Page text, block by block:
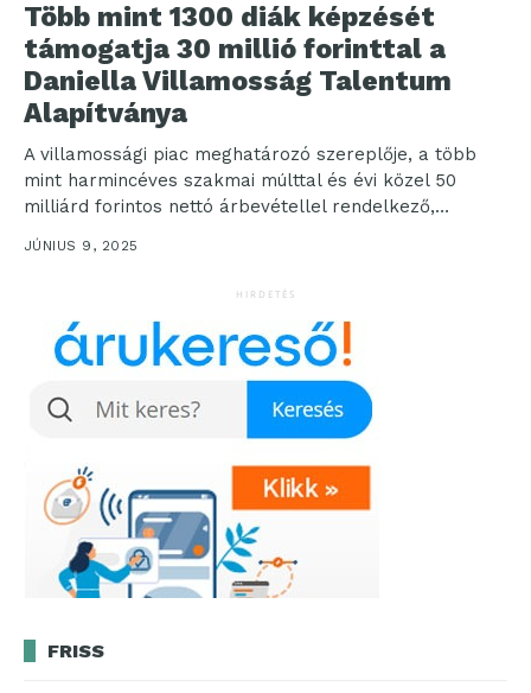
Több mint 1300 diák képzését
támogatja 30 millió forinttal a
Daniella Villamosság Talentum
Alapítványa
A villamossági piac meghatározó szereplője, a több
mint harmincéves szakmai múlttal és évi közel 50
milliárd forintos nettó árbevétellel rendelkező,
debreceni központú Daniella...
JÚNIUS 9, 2025
HIRDETÉS
FRISS